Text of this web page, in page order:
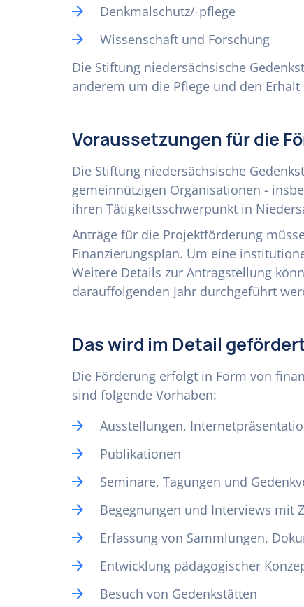
Denkmalschutz/-pflege
Wissenschaft und Forschung
Die Stiftung niedersächsische
anderem um die Pflege und den
Voraussetzungen für die
Die Stiftung niedersächsische
gemeinnützigen Organisationen -
ihren Tätigkeitsschwerpunkt in
Anträge für die Projektförderung
Finanzierungsplan. Um eine
Weitere Details zur Antragstellung
darauffolgenden Jahr durchgeführt
Das wird im Detail
Die Förderung erfolgt in Form von
sind folgende Vorhaben:
Ausstellungen,
Publikationen
Seminare, Tagungen und
Begegnungen und Interviews mit
Erfassung von Sammlungen,
Entwicklung pädagogischer
Besuch von Gedenkstätten